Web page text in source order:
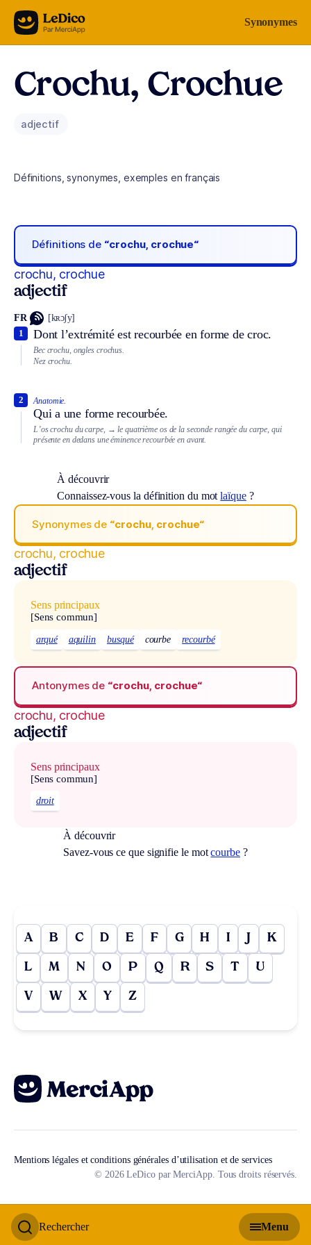
Aller au contenu Synonymes
Rechercher Menu
Crochu, Crochue
adjectif
Définitions, synonymes, exemples en français
Définitions de “crochu, crochue“
crochu, crochue
adjectif
FR [kʀɔʃy]
Dont l’extrémité est recourbée en forme de croc.
1
Bec crochu, ongles crochus.
Nez crochu.
Anatomie.
Qui a une forme recourbée.
2
L’os crochu du carpe, → le quatrième os de la seconde rangée du carpe, qui
présente en dedans une éminence recourbée en avant.
À découvrir
Connaissez-vous la définition du motlaïque?
Synonymes de “crochu, crochue“
crochu, crochue
adjectif
Sens principaux
[Sens commun]
arqué aquilin busqué courbe recourbé
Antonymes de “crochu, crochue“
crochu, crochue
adjectif
Sens principaux
[Sens commun]
droit
À découvrir
Savez-vous ce que signifie le motcourbe?
A B C D E F G H I J K
L M N O P Q R S T U
V W X Y Z
Mentions légales et conditions générales d’utilisation et de services
© 2026 LeDico par MerciApp. Tous droits réservés.